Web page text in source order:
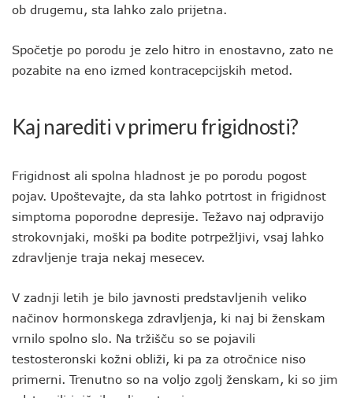
ob drugemu, sta lahko zalo prijetna.
Spočetje po porodu je zelo hitro in enostavno, zato ne
pozabite na eno izmed kontracepcijskih metod.
Kaj narediti v primeru frigidnosti?
Frigidnost ali spolna hladnost je po porodu pogost
pojav. Upoštevajte, da sta lahko potrtost in frigidnost
simptoma poporodne depresije. Težavo naj odpravijo
strokovnjaki, moški pa bodite potrpežljivi, vsaj lahko
zdravljenje traja nekaj mesecev.
V zadnji letih je bilo javnosti predstavljenih veliko
načinov hormonskega zdravljenja, ki naj bi ženskam
vrnilo spolno slo. Na tržišču so se pojavili
testosteronski kožni obliži, ki pa za otročnice niso
primerni. Trenutno so na voljo zgolj ženskam, ki so jim